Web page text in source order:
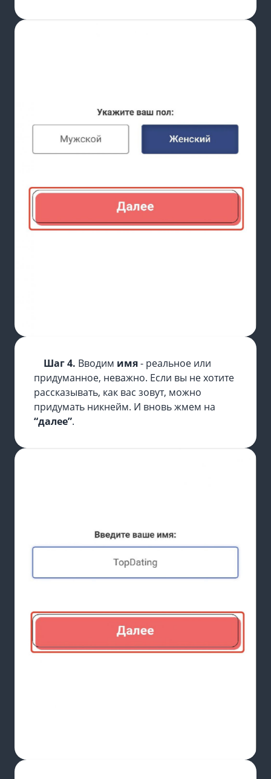
Шаг 4. Вводим имя- реальное или
придуманное, неважно. Если вы не хотите
рассказывать, как вас зовут, можно
придумать никнейм. И вновь жмем на
“далее”.